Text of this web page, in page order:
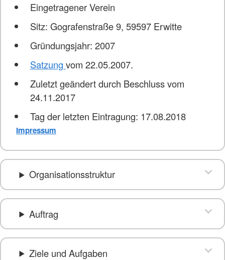
Eingetragener Verein
Sitz: Gografenstraße 9, 59597 Erwitte
Gründungsjahr: 2007
Satzung vom 22.05.2007.
Zuletzt geändert durch Beschluss vom
24.11.2017
Tag der letzten Eintragung: 17.08.2018
Impressum
Organisationsstruktur
Auftrag
Ziele und Aufgaben